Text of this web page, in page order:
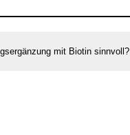
mit Biotin sinnvoll?